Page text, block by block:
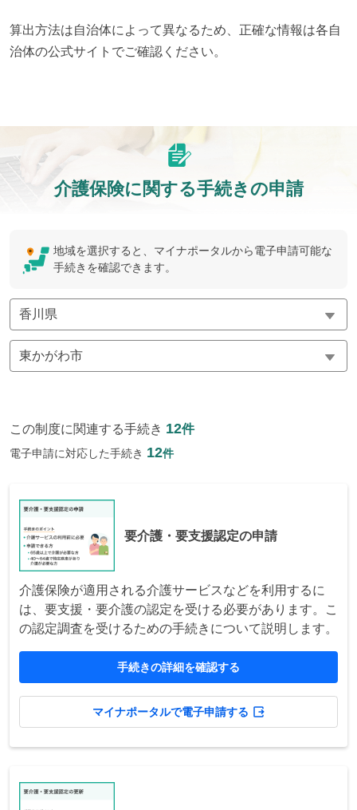
算出方法は自治体によって異なるため、正確な情報は各自
治体の公式サイトでご確認ください。
介護保険に関する手続きの申請
地域を選択すると、マイナポータルから電子申請可能な
手続きを確認できます。
この制度に関連する手続き 12件
電子申請に対応した手続き 12件
要介護・要支援認定の申請
介護保険が適用される介護サービスなどを利用するに
は、要支援・要介護の認定を受ける必要があります。こ
の認定調査を受けるための手続きについて説明します。
手続きの詳細を確認する
マイナポータルで電子申請する